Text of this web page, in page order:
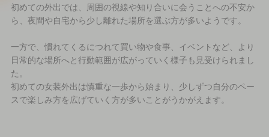
初めての外出では、周囲の視線や知り合いに会うことへの不安か
ら、夜間や自宅から少し離れた場所を選ぶ方が多いようです。
一方で、慣れてくるにつれて買い物や食事、イベントなど、より
日常的な場所へと行動範囲が広がっていく様子も見受けられまし
た。
初めての女装外出は慎重な一歩から始まり、少しずつ自分のペー
スで楽しみ方を広げていく方が多いことがうかがえます。